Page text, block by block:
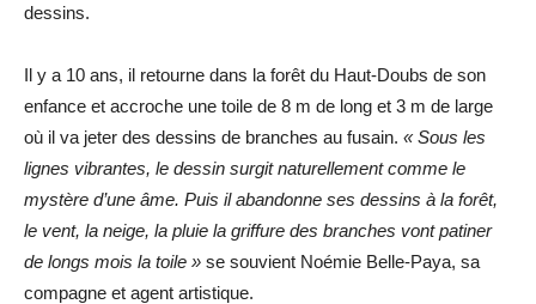
dessins.
Il y a 10 ans, il retourne dans la forêt du Haut-Doubs de son
enfance et accroche une toile de 8 m de long et 3 m de large
où il va jeter des dessins de branches au fusain. « Sous les
lignes vibrantes, le dessin surgit naturellement comme le
mystère d’une âme. Puis il abandonne ses dessins à la forêt,
le vent, la neige, la pluie la griffure des branches vont patiner
de longs mois la toile » se souvient Noémie Belle-Paya, sa
compagne et agent artistique.